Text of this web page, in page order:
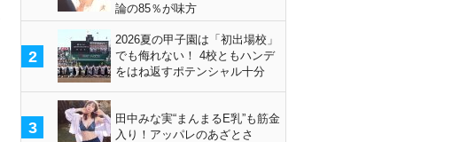
論の85％が味方
2
2026夏の甲子園は「初出場校」
でも侮れない！ 4校ともハンデ
をはね返すポテンシャル十分
3
田中みな実“まんまるE乳”も筋金
入り！アッパレのあざとさ